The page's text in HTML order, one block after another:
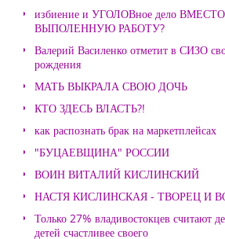
избиение и УГОЛОВное дело
ВЫПОЛЕННУЮ РАБОТУ?
Валерий Василенко отметит в СИЗО
рождения
МАТЬ ВЫКРАЛА СВОЮ ДОЧЬ
КТО ЗДЕСЬ ВЛАСТЬ?!
как распознать брак на маркетплейсах
"БУЦАЕВЩИНА" РОССИИ
ВОИН ВИТАЛИЙ КИСЛИНСКИЙ
НАСТЯ КИСЛИНСКАЯ - ТВОРЕЦ И
Только 27% владивостокцев считают
детей счастливее своего